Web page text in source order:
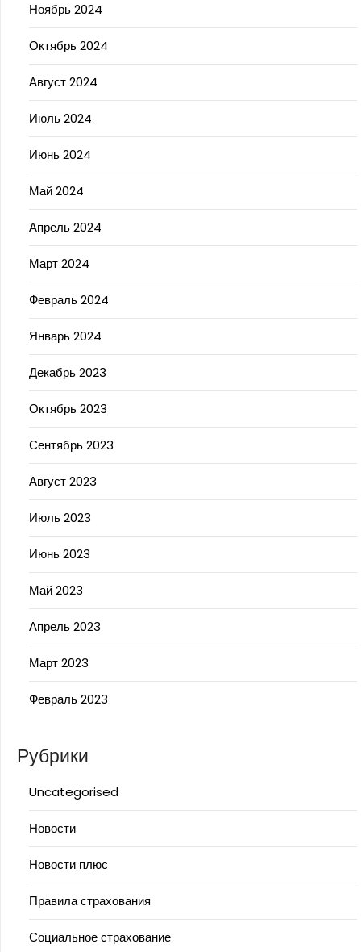
Ноябрь 2024
Октябрь 2024
Август 2024
Июль 2024
Июнь 2024
Май 2024
Апрель 2024
Март 2024
Февраль 2024
Январь 2024
Декабрь 2023
Октябрь 2023
Сентябрь 2023
Август 2023
Июль 2023
Июнь 2023
Май 2023
Апрель 2023
Март 2023
Февраль 2023
Рубрики
Uncategorised
Новости
Новости плюс
Правила страхования
Социальное страхование